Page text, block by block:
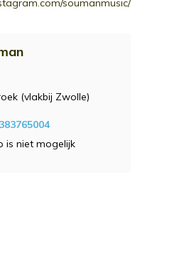
soumanmusic/
(vlakbij Zwolle)
is niet mogelijk